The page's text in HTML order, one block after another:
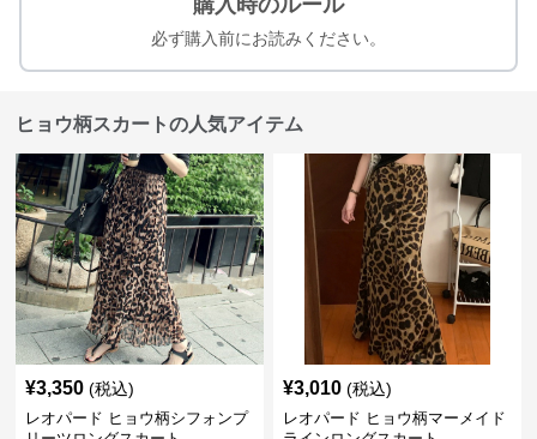
購入時のルール
必ず購入前にお読みください。
ヒョウ柄スカートの人気アイテム
¥3,350 (税込)
レオパード ヒョウ柄シフォンプ
¥3,010 (税込)
レオパード ヒョウ柄マーメイド